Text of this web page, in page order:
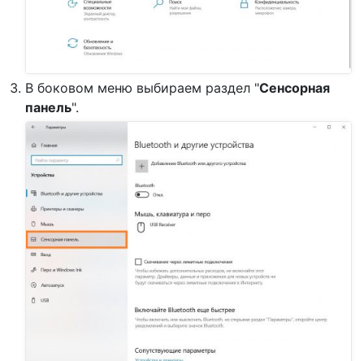
В боковом меню выбираем раздел "Сенсорная
панель".